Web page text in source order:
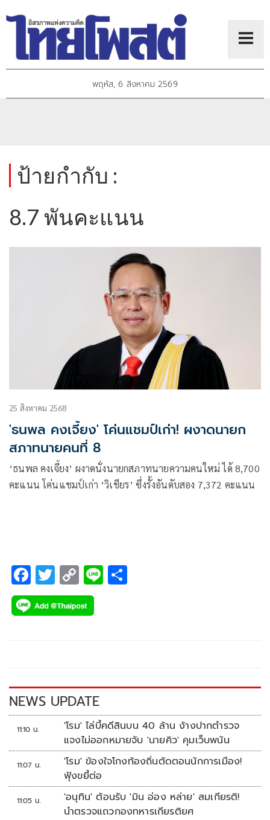
พฤหัส, 6 สิงหาคม 2569
ป้ายกำกับ :
8.7 พันคะแนน
25 สิงหาคม 2568
'ธนพล คงเจี้ยง' โค่นแชมป์เก่า! ผงาดนายก
สภาทนายคนที่ 8
‘ธนพล คงเจี้ยง’ ผงาดนั่งนายกสภาทนายความคนใหม่ ได้ 8,700
คะแนน โค่นแชมป์เก่า ‘วิเชียร’ ซึ่งรั้งอันดับสอง 7,372 คะแนน
F
ac
e
k
T
wi
tt
C
o
p
k
Li
NEWS UPDATE
11:10 น.
'โรม' ไล่บี้คดีสินบน 40 ล้าน ง้างปากตำรวจ
แจงไม่ออกหมายจับ 'นายคิว' คุมเว็บพนัน
11:07 น.
'โรม' ข้องใจโกงท้องถิ่นตัดตอนนักการเมือง!
ฟุ้งขยี้ต่อ
11:05 น.
'อนุทิน' ต้อนรับ 'มิน อ่อง หล่าย' สมเกียรติ!
นำตรวจแถวกองทหารเกียรติยศ